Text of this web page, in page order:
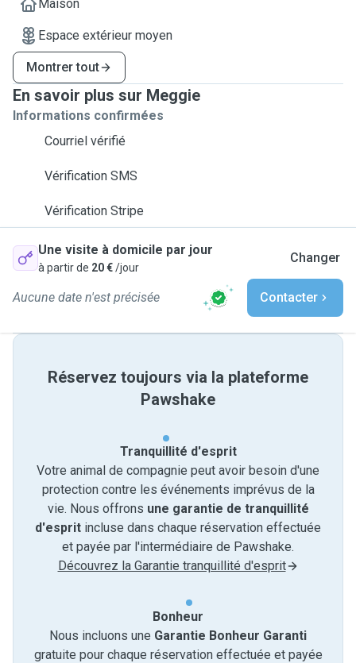
Maison
Espace extérieur moyen
Montrer tout
En savoir plus sur Meggie
Informations confirmées
Courriel vérifié
Vérification SMS
Vérification Stripe
Une visite à domicile par jour
à partir de 20 €/jour
Changer
Aucune date n'est précisée Contacter
Réservez toujours via la plateforme
Pawshake
Tranquillité d'esprit
Votre animal de compagnie peut avoir besoin d'une
protection contre les événements imprévus de la
vie. Nous offrons une garantie de tranquillité
d'esprit incluse dans chaque réservation effectuée
et payée par l'intermédiaire de Pawshake.
Découvrez la Garantie tranquillité d'esprit
Bonheur
Nous incluons une Garantie Bonheur Garanti
gratuite pour chaque réservation effectuée et payée